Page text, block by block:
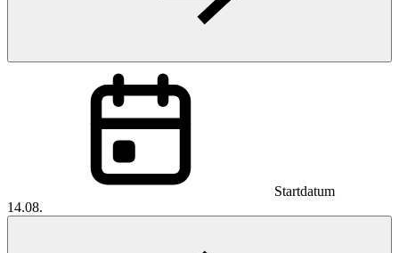
Startdatum
14.08.